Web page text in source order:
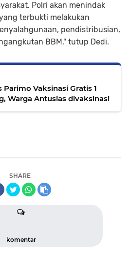
Polri akan menindak
terbukti melakukan
pendistribusian,
BBM," tutup Dedi.
Parimo Vaksinasi Gratis 1
Warga Antusias divaksinasi
SHARE
komentar